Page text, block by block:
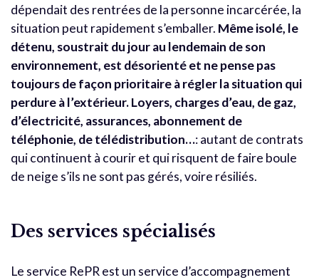
dépendait des rentrées de la personne incarcérée, la
situation peut rapidement s’emballer. Même isolé, le
détenu, soustrait du jour au lendemain de son
environnement, est désorienté et ne pense pas
toujours de façon prioritaire à régler la situation qui
perdure à l’extérieur. Loyers, charges d’eau, de gaz,
d’électricité, assurances, abonnement de
téléphonie, de télédistribution…: autant de contrats
qui continuent à courir et qui risquent de faire boule
de neige s’ils ne sont pas gérés, voire résiliés.
Des services spécialisés
Le service RePR est un service d’accompagnement